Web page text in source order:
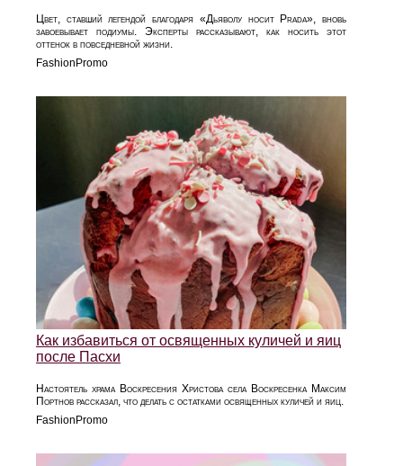
Цвет, ставший легендой благодаря «Дьяволу носит Prada», вновь
завоевывает подиумы. Эксперты рассказывают, как носить этот
оттенок в повседневной жизни.
FashionPromo
Как избавиться от освященных куличей и яиц
после Пасхи
Настоятель храма Воскресения Христова села Воскресенка Максим
Портнов рассказал, что делать с остатками освященных куличей и яиц.
FashionPromo